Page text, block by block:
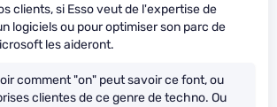
clients, si Esso veut de l'expertise de
logiciels ou pour optimiser son parc de
les aideront.
comment "on" peut savoir ce font, ou
clientes de ce genre de techno. Ou